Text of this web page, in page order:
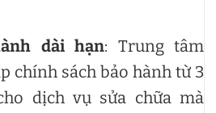
dài hạn: Trung tâm
chính sách bảo hành từ 3
dịch vụ sửa chữa mà